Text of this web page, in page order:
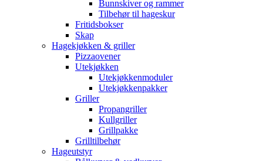
Bunnskiver og rammer
Tilbehør til hageskur
Fritidsbokser
Skap
Hagekjøkken & griller
Pizzaovener
Utekjøkken
Utekjøkkenmoduler
Utekjøkkenpakker
Griller
Propangriller
Kullgriller
Grillpakke
Grilltilbehør
Hageutstyr